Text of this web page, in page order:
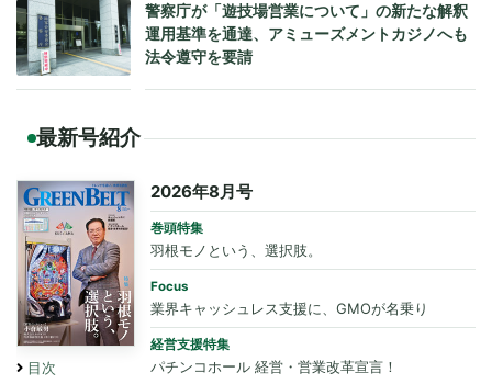
警察庁が「遊技場営業について」の新たな解釈
運用基準を通達、アミューズメントカジノへも
法令遵守を要請
最新号紹介
目次
2026年8月号
巻頭特集
羽根モノという、選択肢。
Focus
業界キャッシュレス支援に、GMOが名乗り
経営支援特集
パチンコホール 経営・営業改革宣言！